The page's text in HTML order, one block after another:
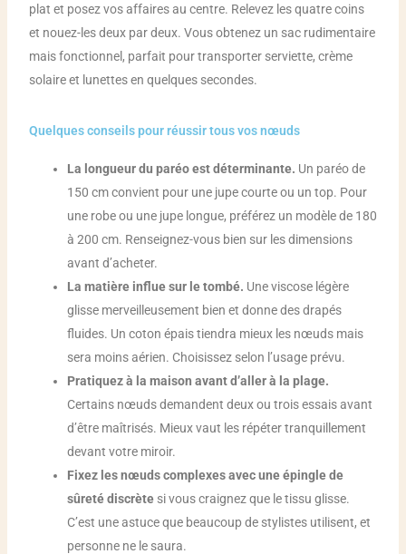
plat et posez vos affaires au centre. Relevez les quatre coins
et nouez-les deux par deux. Vous obtenez un sac rudimentaire
mais fonctionnel, parfait pour transporter serviette, crème
solaire et lunettes en quelques secondes.
Quelques conseils pour réussir tous vos nœuds
La longueur du paréo est déterminante. Un paréo de
150 cm convient pour une jupe courte ou un top. Pour
une robe ou une jupe longue, préférez un modèle de 180
à 200 cm. Renseignez-vous bien sur les dimensions
avant d’acheter.
La matière influe sur le tombé. Une viscose légère
glisse merveilleusement bien et donne des drapés
fluides. Un coton épais tiendra mieux les nœuds mais
sera moins aérien. Choisissez selon l’usage prévu.
Pratiquez à la maison avant d’aller à la plage.
Certains nœuds demandent deux ou trois essais avant
d’être maîtrisés. Mieux vaut les répéter tranquillement
devant votre miroir.
Fixez les nœuds complexes avec une épingle de
sûreté discrètesi vous craignez que le tissu glisse.
C’est une astuce que beaucoup de stylistes utilisent, et
personne ne le saura.